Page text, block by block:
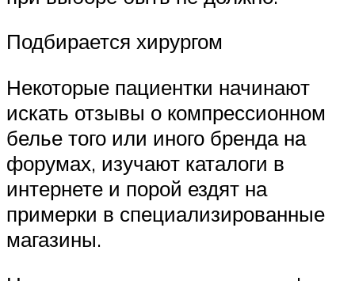
Подбирается хирургом
Некоторые пациентки начинают
искать отзывы о компрессионном
белье того или иного бренда на
форумах, изучают каталоги в
интернете и порой ездят на
примерки в специализированные
магазины.